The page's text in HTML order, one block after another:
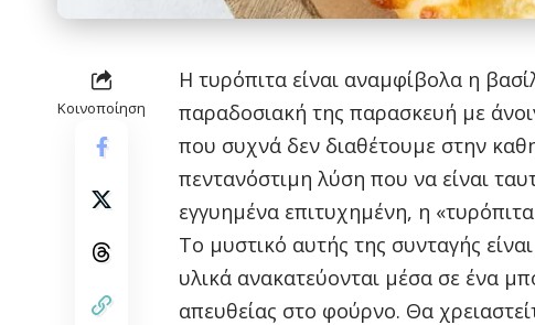
Κοινοποίηση
Η τυρόπιτα είναι αναμφίβολα η
παραδοσιακή της παρασκευή με
που συχνά δεν διαθέτουμε στην
πεντανόστιμη λύση που να είναι
εγγυημένα επιτυχημένη, η
Το μυστικό αυτής της συνταγής
υλικά ανακατεύονται μέσα σε ένα
απευθείας στο φούρνο. Θα